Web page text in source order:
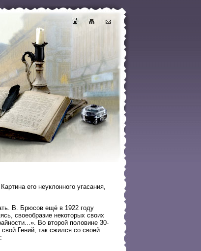
его неуклонного угасания,
В. Брюсов ещё в 1922 году
своеобразие некоторых своих
Во второй половине 30-
Гений, так сжился со своей